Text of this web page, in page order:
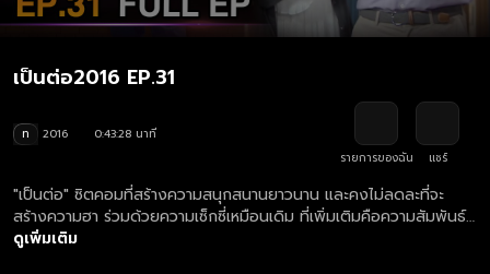
เป็นต่อ2016 EP.31
ท 2016
0:43:28 นาที
รายการของฉัน
แชร์
"เป็นต่อ" ซิตคอมที่สร้างความสนุกสนานยาวนาน และคงไม่ลดละที่จะ
สร้างความฮา ร่วมด้วยความเซ็กซี่เหมือนเดิม ที่เพิ่มเติมคือความสัมพันธ์ที่
ยุ่งเหยิง เมื่อพี่ยมมีลูก!!! ความสนุกสุดฮา ความป่วนของ ศักรินทร์-ศักริ
ดูเพิ่มเติม